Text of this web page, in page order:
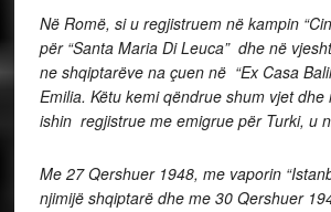
Në Romë, si u regjistruem në kampin
për “Santa Maria Di Leuca” dhe në
ne shqiptarëve na çuen në “Ex Casa
Emilia. Këtu kemi qëndrue shum vjet dhe
ishin regjistrue me emigrue për Turki, u
Me 27 Qershuer 1948, me vaporin
njimijë shqiptarë dhe me 30 Qershuer